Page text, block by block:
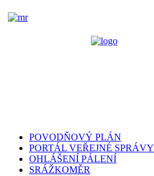
POVODŇOVÝ PLÁN
PORTÁL VEŘEJNÉ SPRÁVY
OHLÁŠENÍ PÁLENÍ
SRÁŽKOMĚR